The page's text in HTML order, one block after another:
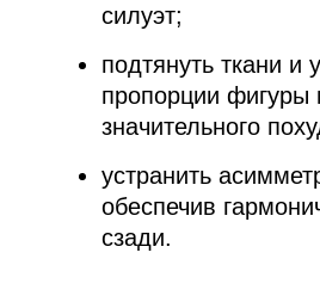
силуэт;
подтянуть ткани и
пропорции фигуры
значительного
устранить
обеспечив
сзади.